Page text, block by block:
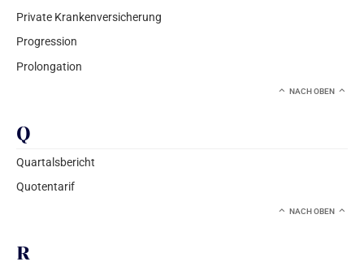
Private Krankenversicherung
Progression
Prolongation
NACH OBEN
Q
Quartalsbericht
Quotentarif
NACH OBEN
R